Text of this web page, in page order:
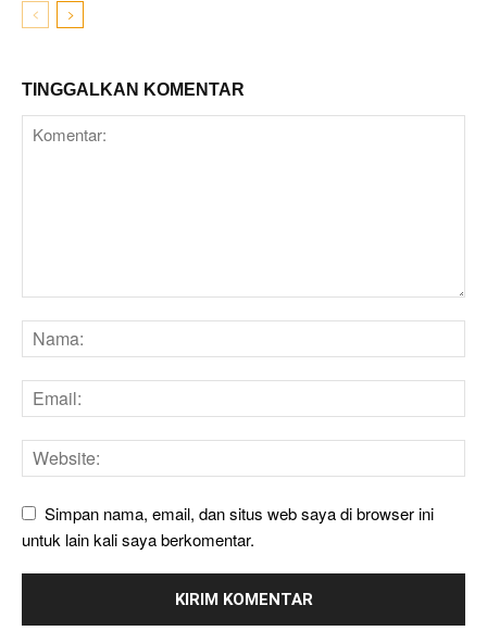
TINGGALKAN KOMENTAR
Simpan nama, email, dan situs web saya di browser ini
untuk lain kali saya berkomentar.